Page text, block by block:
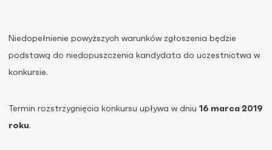
Niedopełnienie powyższych warunków zgłoszenia będzie
podstawą do niedopuszczenia kandydata do uczestnictwa w
konkursie.
Termin rozstrzygnięcia konkursu upływa w dniu 16 marca 2019
roku.